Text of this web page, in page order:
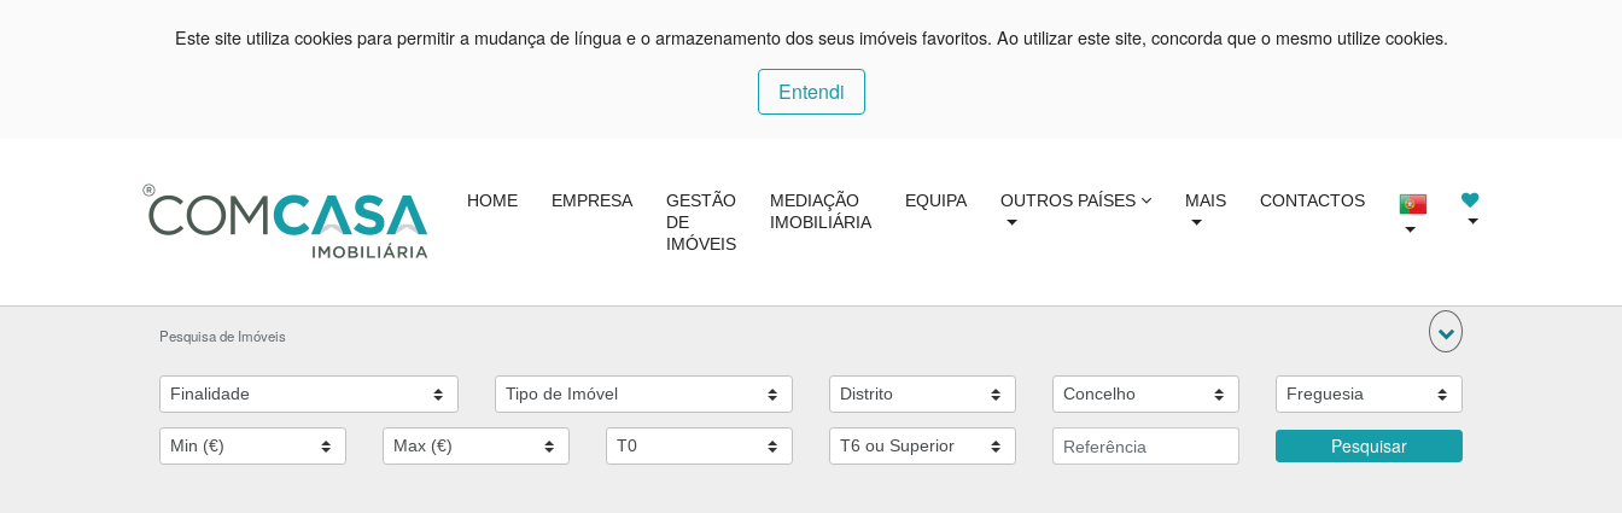
Este site utiliza cookies para permitir a mudança de língua e o armazenamento dos seus imóveis favoritos. Ao utilizar este site, concorda que o mesmo utilize cookies.
Entendi
HOME EMPRESA
GESTÃO
DE
IMÓVEIS
MEDIAÇÃO
IMOBILIÁRIA
EQUIPA OUTROS PAÍSES MAIS CONTACTOS
Pesquisa de Imóveis
Pesquisar